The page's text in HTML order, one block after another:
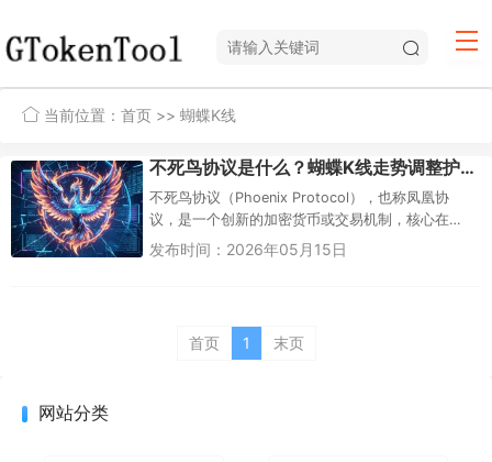
当前位置： 首页 >> 蝴蝶K线
不死鸟协议是什么？蝴蝶K线走势调整护盘机制的首创解读
不死鸟协议（Phoenix Protocol），也称凤凰协
议，是一个创新的加密货币或交易机制，核心在
于“蝴蝶K线走势调整护盘机制”。它像神话中的不死
发布时间：2026年05月15日
首页 1 末页
网站分类